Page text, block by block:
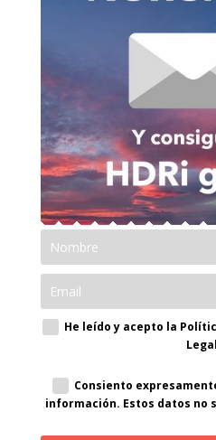
He leído y acepto la
Legal
Consiento
información. Estos datos no